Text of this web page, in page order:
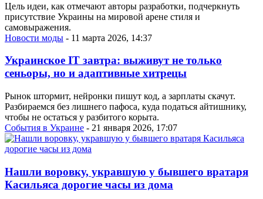
Цель идеи, как отмечают авторы разработки, подчеркнуть
присутствие Украины на мировой арене стиля и
самовыражения.
Новости моды - 11 марта 2026, 14:37
Украинское IT завтра: выживут не только
сеньоры, но и адаптивные хитрецы
Рынок штормит, нейронки пишут код, а зарплаты скачут.
Разбираемся без лишнего пафоса, куда податься айтишнику,
чтобы не остаться у разбитого корыта.
События в Украине - 21 января 2026, 17:07
Нашли воровку, укравшую у бывшего вратаря
Касильяса дорогие часы из дома